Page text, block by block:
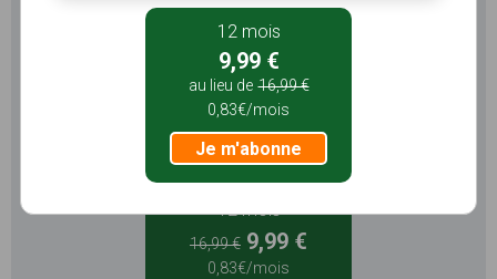
5,99 €
1,99€/mois
Je m'abonne
12 mois
16,99 € 9,99 €
0,83€/mois
12 mois
9,99 €
au lieu de 16,99 €
0,83€/mois
Je m'abonne